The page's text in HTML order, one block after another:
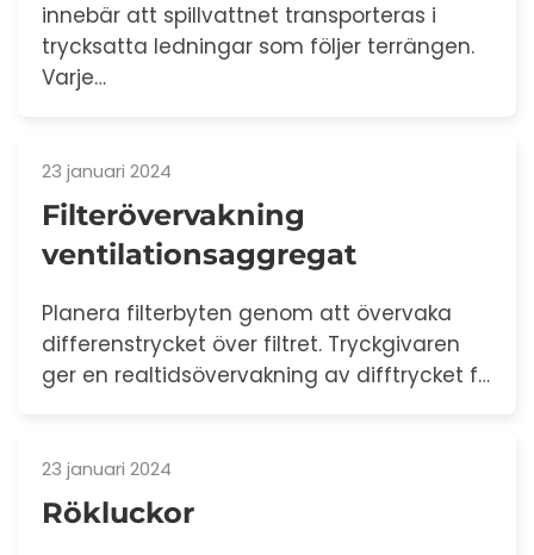
innebär att spillvattnet transporteras i
trycksatta ledningar som följer terrängen.
Varje…
23 januari 2024
Filterövervakning
ventilationsaggregat
Planera filterbyten genom att övervaka
differenstrycket över filtret. Tryckgivaren
ger en realtidsövervakning av difftrycket f…
23 januari 2024
Rökluckor